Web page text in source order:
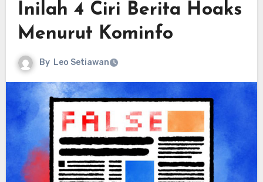
Inilah 4 Ciri Berita Hoaks
Menurut Kominfo
By Leo Setiawan